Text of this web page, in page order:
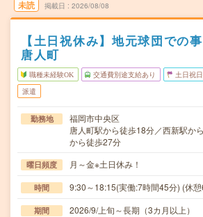
未読 掲載日 2026/08/08
【土日祝休み】地元球団での
唐人町
職種未経験OK 交通費別途支給あり 土日祝
派遣
勤務地
福岡市中央区
唐人町駅から徒歩18分／西新駅か
から徒歩27分
曜日頻度 月～金※土日休み！
時間 9:30～18:15(実働:7時間45分) (休
期間 2026/9/上旬～長期（3カ月以上）